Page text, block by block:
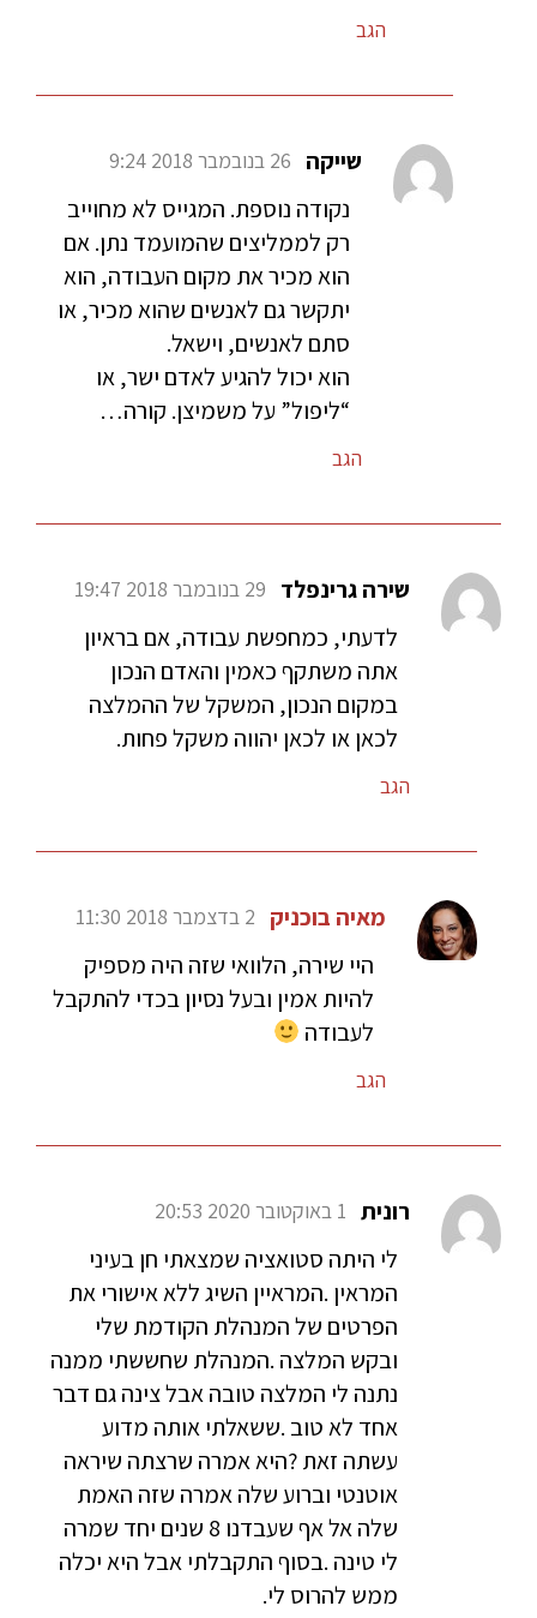
הגב
שייקה 26 בנובמבר 2018 9:24
נקודה נוספת. המגייס לא מחוייב
רק לממליצים שהמועמד נתן. אם
הוא מכיר את מקום העבודה, הוא
יתקשר גם לאנשים שהוא מכיר, או
סתם לאנשים, וישאל.
הוא יכול להגיע לאדם ישר, או
“ליפול” על משמיצן. קורה…
הגב
שירה גרינפלד 29 בנובמבר 2018 19:47
לדעתי, כמחפשת עבודה, אם בראיון
אתה משתקף כאמין והאדם הנכון
במקום הנכון, המשקל של ההמלצה
לכאן או לכאן יהווה משקל פחות.
הגב
מאיה בוכניק 2 בדצמבר 2018 11:30
היי שירה, הלוואי שזה היה מספיק
להיות אמין ובעל נסיון בכדי להתקבל
לעבודה
הגב
רונית 1 באוקטובר 2020 20:53
לי היתה סטואציה שמצאתי חן בעיני
המראין .המראיין השיג ללא אישורי את
הפרטים של המנהלת הקודמת שלי
ובקש המלצה .המנהלת שחששתי ממנה
נתנה לי המלצה טובה אבל צינה גם דבר
אחד לא טוב .ששאלתי אותה מדוע
עשתה זאת ?היא אמרה שרצתה שיראה
אוטנטי וברוע שלה אמרה שזה האמת
שלה אל אף שעבדנו 8 שנים יחד שמרה
לי טינה .בסוף התקבלתי אבל היא יכלה
ממש להרוס לי.